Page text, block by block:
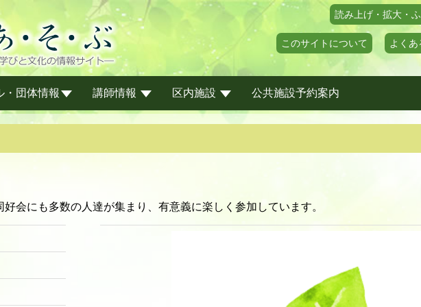
読み上げ・拡大・
このサイトについて よくあ
・団体情報 講師情報 区内施設 公共施設予約案内
会にも多数の人達が集まり、有意義に楽しく参加しています。